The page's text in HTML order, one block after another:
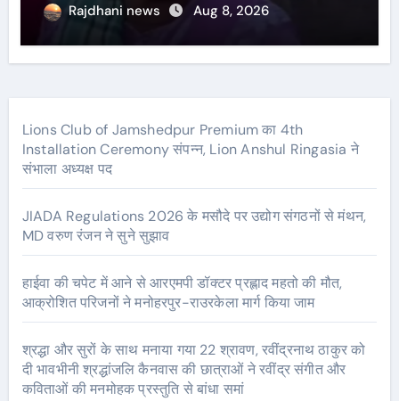
Rajdhani news Aug 8, 2026
Lions Club of Jamshedpur Premium का 4th
Installation Ceremony संपन्न, Lion Anshul Ringasia ने
संभाला अध्यक्ष पद
JIADA Regulations 2026 के मसौदे पर उद्योग संगठनों से मंथन,
MD वरुण रंजन ने सुने सुझाव
हाईवा की चपेट में आने से आरएमपी डॉक्टर प्रह्लाद महतो की मौत,
आक्रोशित परिजनों ने मनोहरपुर-राउरकेला मार्ग किया जाम
श्रद्धा और सुरों के साथ मनाया गया 22 श्रावण, रवींद्रनाथ ठाकुर को
दी भावभीनी श्रद्धांजलि कैनवास की छात्राओं ने रवींद्र संगीत और
कविताओं की मनमोहक प्रस्तुति से बांधा समां